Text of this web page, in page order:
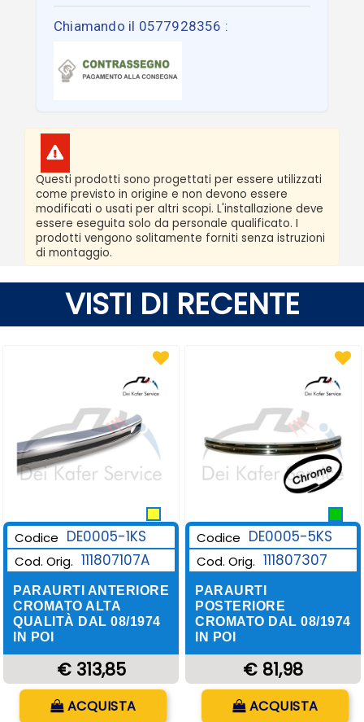
Chiamando il 0577928356 :
Questi prodotti sono progettati per essere utilizzati
come previsto in origine e non devono essere
modificati o usati per altri scopi. L'installazione deve
essere eseguita solo da personale qualificato. I
prodotti vengono solitamente forniti senza istruzioni
di montaggio.
VISTI DI RECENTE
Codice DE0005-1KS
Cod. Orig. 111807107A
PARAURTI ANTERIORE
CROMATO ALTA
QUALITÀ DAL 08/1974
IN POI
€ 313,85
ACQUISTA
Codice DE0005-5KS
Cod. Orig. 111807307
PARAURTI
POSTERIORE
CROMATO DAL 08/1974
IN POI
€ 81,98
ACQUISTA